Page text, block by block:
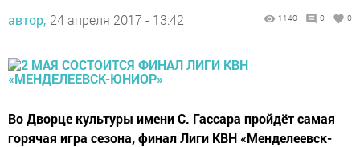
автор, 24 апреля 2017 - 13:42 1140 0 0
Во Дворце культуры имени С. Гассара пройдёт самая
горячая игра сезона, финал Лиги КВН «Менделеевск-